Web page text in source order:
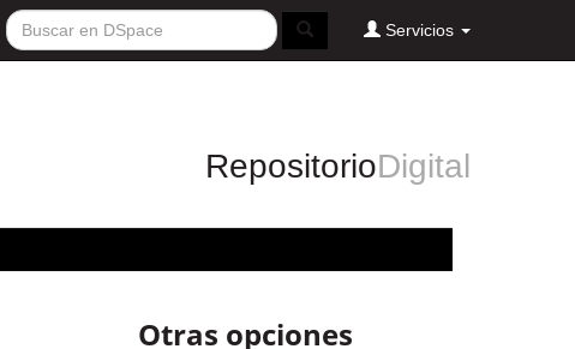
Servicios
RepositorioDigital
Otras opciones